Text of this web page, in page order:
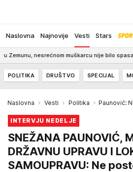
Naslovna Najnovije Vesti Stars
muškarcu nije bilo spasa 12:44 Ova
POLITIKA DRUŠTVO SPECIJAL
Naslovna Vesti Politika Paunović:
INTERVJU NEDELJE
SNEŽANA PAUNOVIĆ,
DRŽAVNU UPRAVU I
SAMOUPRAVU: Ne